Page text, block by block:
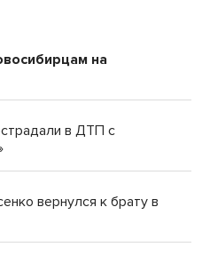
на
в ДТП с
вернулся к брату в